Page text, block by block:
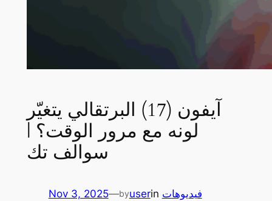
آيفون (17) البرتقالي يتغيّر
لونه مع مرور الوقت؟ |
سوالف تك
Nov 3, 2025—byuserin فيديوهات